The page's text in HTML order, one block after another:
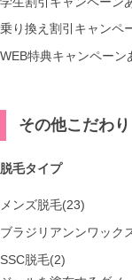
乗り換え割引キャンペ
WEB特典キャンペーン
その他こだわり
脱毛タイプ
メンズ脱毛(23)
ブラジリアンンワック
SSC脱毛(2)